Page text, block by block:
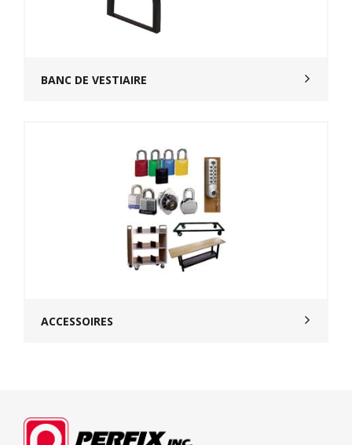
BANC DE VESTIAIRE
ACCESSOIRES